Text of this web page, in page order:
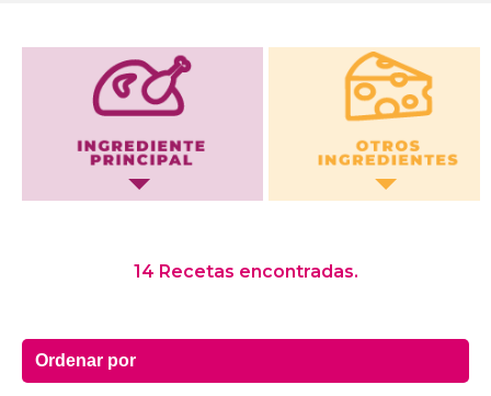
Otros Ingredientes
14 Recetas encontradas.